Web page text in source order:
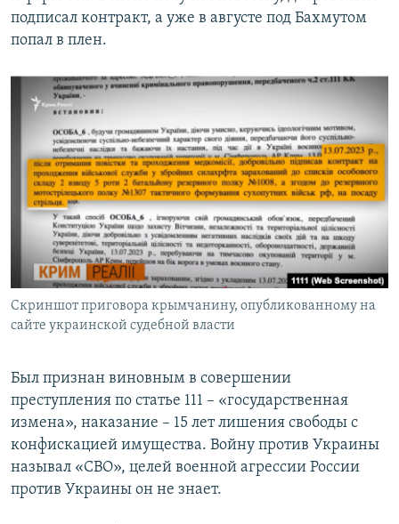
подписал контракт, а уже в августе под Бахмутом
попал в плен.
Скриншот приговора крымчанину, опубликованному на
сайте украинской судебной власти
Был признан виновным в совершении
преступления по статье 111 – «государственная
измена», наказание – 15 лет лишения свободы с
конфискацией имущества. Войну против Украины
называл «СВО», целей военной агрессии России
против Украины он не знает.